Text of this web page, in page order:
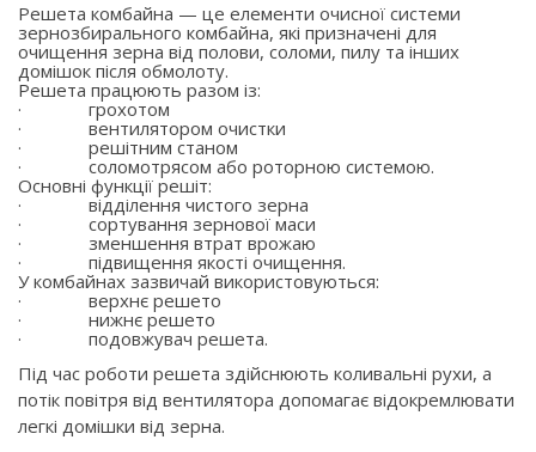
Решета комбайна — це елементи очисної системи
зернозбирального комбайна, які призначені для
очищення зерна від полови, соломи, пилу та інших
домішок після обмолоту.
Решета працюють разом із:
·
грохотом
·
вентилятором очистки
·
решітним станом
·
соломотрясом або роторною системою.
Основні функції решіт:
·
відділення чистого зерна
·
сортування зернової маси
·
зменшення втрат врожаю
·
підвищення якості очищення.
У комбайнах зазвичай використовуються:
·
верхнє решето
·
нижнє решето
·
подовжувач решета.
Під час роботи решета здійснюють коливальні рухи, а
потік повітря від вентилятора допомагає відокремлювати
легкі домішки від зерна.